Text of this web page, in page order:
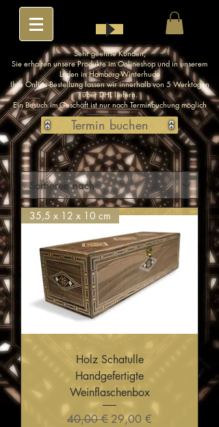
Sehr geehrte Kunden,
Sie erhalten unsere Produkte im Onlineshop und in unserem
Laden in Hamburg-Winterhude
Ihre Online-Bestellung lassen wir innerhalb von 5 Werktagen
über DHL liefern.
Ein Besuch im Geschäft ist nur nach Terminbuchung möglich
Termin buchen
35,5 x 12 x 10 cm
Holz Schatulle
Handgefertigte
Weinflaschenbox
Standardpreis
40,00 € Sale-Preis
29,00 €